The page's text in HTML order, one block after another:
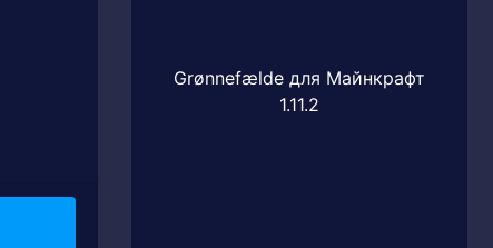
Grønnefælde для Майнкрафт
1.11.2